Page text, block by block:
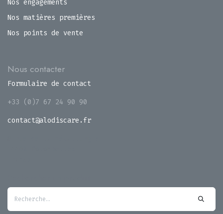
Nos engagements
Nos matières premières
Nos points de vente
Nous contacter
Formulaire de contact
+33 (0)7 67 24 90 90
contact@alodiscare.fr